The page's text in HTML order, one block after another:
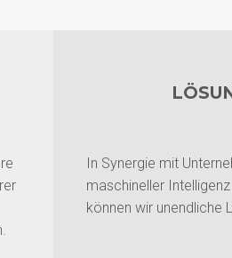
In Synergie mit
maschineller
können wir unendliche